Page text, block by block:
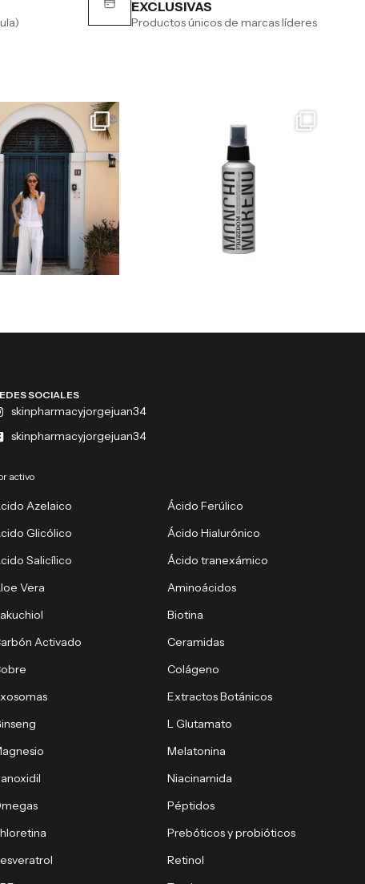
EXCLUSIVAS
Productos únicos de marcas líderes
SOCIALES
skinpharmacyjorgejuan34
skinpharmacyjorgejuan34
activo
Azelaico
Ácido Ferúlico
Glicólico
Ácido Hialurónico
Salicílico
Ácido tranexámico
Vera
Aminoácidos
Biotina
Activado
Ceramidas
Colágeno
Extractos Botánicos
L Glutamato
Melatonina
Niacinamida
Péptidos
Prebóticos y probióticos
Retinol